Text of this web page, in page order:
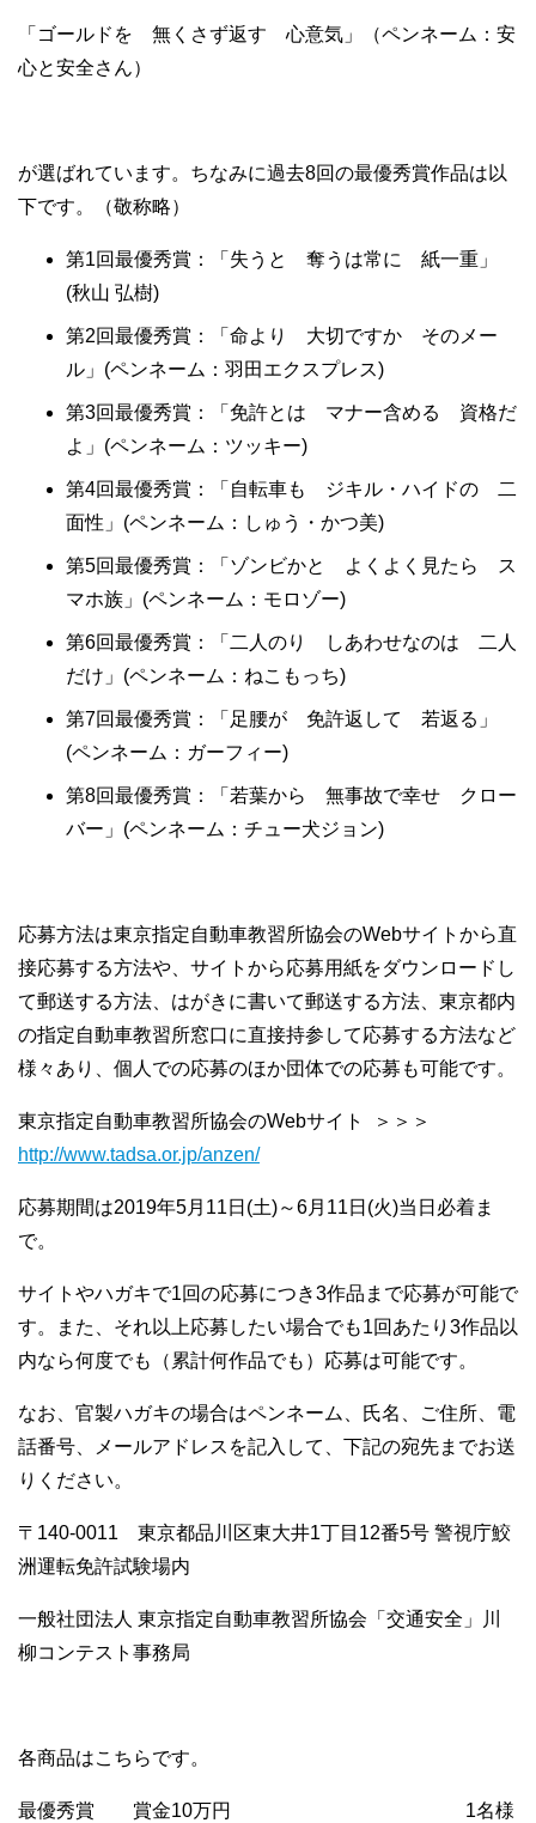
「ゴールドを 無くさず返す 心意気」（ペンネーム：安
心と安全さん）
が選ばれています。ちなみに過去8回の最優秀賞作品は以
下です。（敬称略）
第1回最優秀賞：「失うと 奪うは常に 紙一重」
(秋山 弘樹)
第2回最優秀賞：「命より 大切ですか そのメー
ル」(ペンネーム：羽田エクスプレス)
第3回最優秀賞：「免許とは マナー含める 資格だ
よ」(ペンネーム：ツッキー)
第4回最優秀賞：「自転車も ジキル・ハイドの 二
面性」(ペンネーム：しゅう・かつ美)
第5回最優秀賞：「ゾンビかと よくよく見たら ス
マホ族」(ペンネーム：モロゾー)
第6回最優秀賞：「二人のり しあわせなのは 二人
だけ」(ペンネーム：ねこもっち)
第7回最優秀賞：「足腰が 免許返して 若返る」
(ペンネーム：ガーフィー)
第8回最優秀賞：「若葉から 無事故で幸せ クロー
バー」(ペンネーム：チュー犬ジョン)
応募方法は東京指定自動車教習所協会のWebサイトから直
接応募する方法や、サイトから応募用紙をダウンロードし
て郵送する方法、はがきに書いて郵送する方法、東京都内
の指定自動車教習所窓口に直接持参して応募する方法など
様々あり、個人での応募のほか団体での応募も可能です。
東京指定自動車教習所協会のWebサイト ＞＞＞
http://www.tadsa.or.jp/anzen/
応募期間は2019年5月11日(土)～6月11日(火)当日必着ま
で。
サイトやハガキで1回の応募につき3作品まで応募が可能で
す。また、それ以上応募したい場合でも1回あたり3作品以
内なら何度でも（累計何作品でも）応募は可能です。
なお、官製ハガキの場合はペンネーム、氏名、ご住所、電
話番号、メールアドレスを記入して、下記の宛先までお送
りください。
〒140-0011 東京都品川区東大井1丁目12番5号 警視庁鮫
洲運転免許試験場内
一般社団法人 東京指定自動車教習所協会「交通安全」川
柳コンテスト事務局
各商品はこちらです。
最優秀賞 賞金10万円 1名様